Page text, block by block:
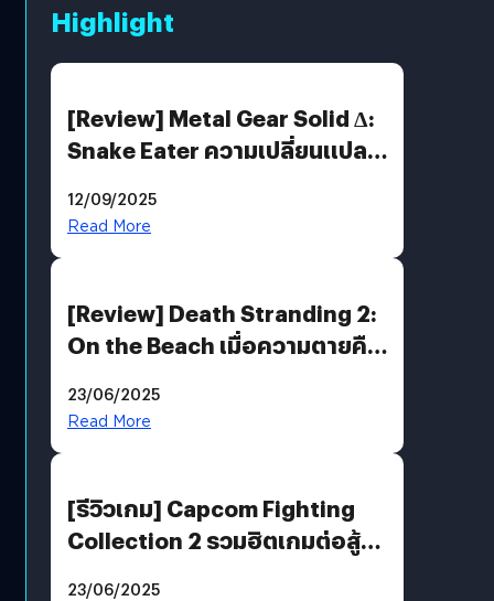
Highlight
[Review] Metal Gear Solid Δ:
Snake Eater ความเปลี่ยนแปลง
12/09/2025
Read More
[Review] Death Stranding 2:
On the Beach เมื่อความตายคือ
พันธะสุดท้ายของมนุษย์
23/06/2025
Read More
[รีวิวเกม] Capcom Fighting
Collection 2 รวมฮิตเกมต่อสู้ใน
23/06/2025